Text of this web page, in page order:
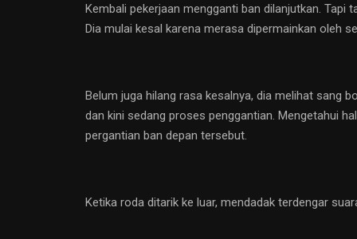
Kembali pekerjaan mengganti ban dilanjutkan. Tapi
Dia mulai kesal karena merasa dipermainkan oleh
Belum juga hilang rasa kesalnya, dia melihat sang
dan kini sedang proses penggantian. Mengetahui
pergantian ban depan tersebut.
Ketika roda ditarik ke luar, mendadak terdengar